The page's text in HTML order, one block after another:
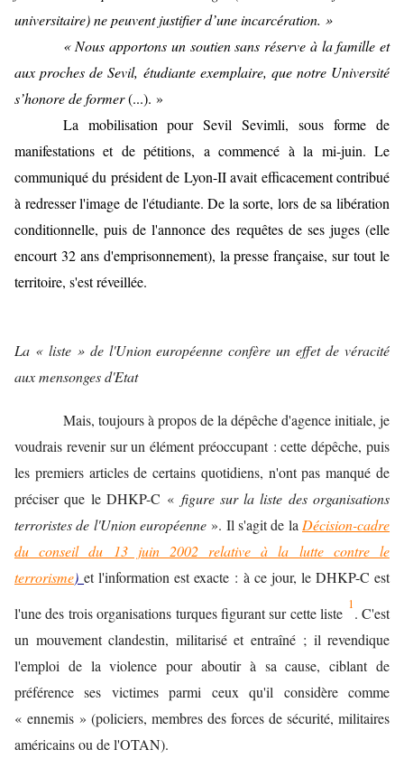
universitaire) ne peuvent justifier d’une incarcération. »
« Nous apportons un soutien sans réserve à la famille et
aux proches de Sevil, étudiante exemplaire, que notre Université
s’honore de former(...). »
La mobilisation pour Sevil Sevimli, sous forme de
manifestations et de pétitions, a commencé à la mi-juin. Le
communiqué du président de Lyon-II avait efficacement contribué
à redresser l'image de l'étudiante. De la sorte, lors de sa libération
conditionnelle, puis de l'annonce des requêtes de ses juges (elle
encourt 32 ans d'emprisonnement), la presse française, sur tout le
territoire, s'est réveillée.
La « liste » de l'Union européenne confère un effet de véracité
aux mensonges d'Etat
Mais, toujours à propos de la dépêche d'agence initiale, je
voudrais revenir sur un élément préoccupant : cette dépêche, puis
les premiers articles de certains quotidiens, n'ont pas manqué de
préciser que le DHKP-C « figure sur la liste des organisations
terroristes de l'Union européenne». Il s'agit de la Décision-cadre
du conseil du 13 juin 2002 relative à la lutte contre le
terrorisme)et l'information est exacte : à ce jour, le DHKP-C est
l'une des trois organisations turques figurant sur cette liste 1. C'est
un mouvement clandestin, militarisé et entraîné ; il revendique
l'emploi de la violence pour aboutir à sa cause, ciblant de
préférence ses victimes parmi ceux qu'il considère comme
« ennemis » (policiers, membres des forces de sécurité, militaires
américains ou de l'OTAN).